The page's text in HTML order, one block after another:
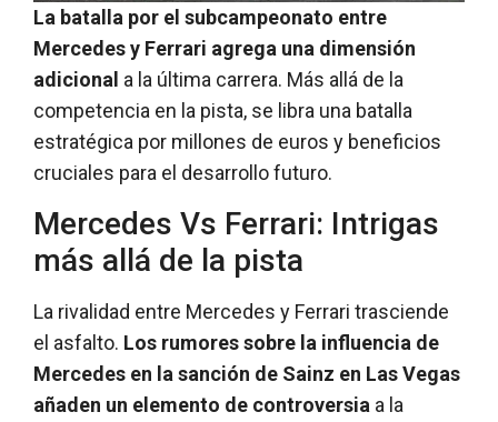
La batalla por el subcampeonato entre
Mercedes y Ferrari agrega una dimensión
adicional a la última carrera. Más allá de la
competencia en la pista, se libra una batalla
estratégica por millones de euros y beneficios
cruciales para el desarrollo futuro.
Mercedes Vs Ferrari: Intrigas
más allá de la pista
La rivalidad entre Mercedes y Ferrari trasciende
el asfalto. Los rumores sobre la influencia de
Mercedes en la sanción de Sainz en Las Vegas
añaden un elemento de controversia a la